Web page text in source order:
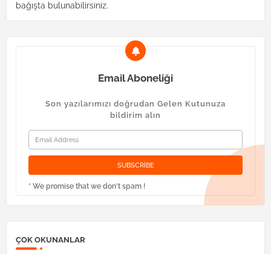
bağışta bulunabilirsiniz.
Email Aboneliği
Son yazılarımızı doğrudan Gelen Kutunuza
bildirim alın
* We promise that we don't spam !
ÇOK OKUNANLAR